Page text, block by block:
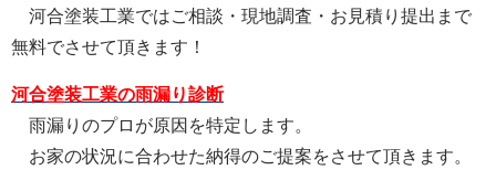
河合塗装工業ではご相談・現地調査・お見積り提出まで
無料でさせて頂きます！
河合塗装工業の雨漏り診断
雨漏りのプロが原因を特定します。
お家の状況に合わせた納得のご提案をさせて頂きます。